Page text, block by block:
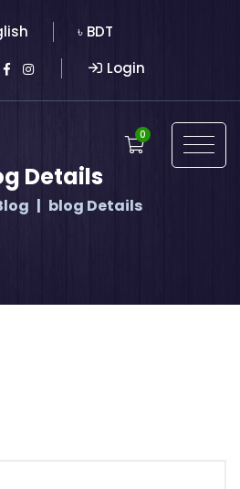
৳ BDT
Login
0
Details
blog Details